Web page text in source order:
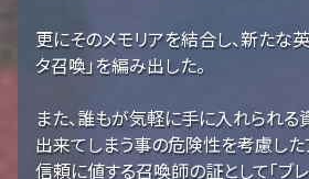
更にそのメモリアを結合し、新たな
タ召喚」を編み出した。
また、誰もが気軽に手に入れられ
出来てしまう事の危険性を考慮した
信頼に値する召喚師の証として「ブ